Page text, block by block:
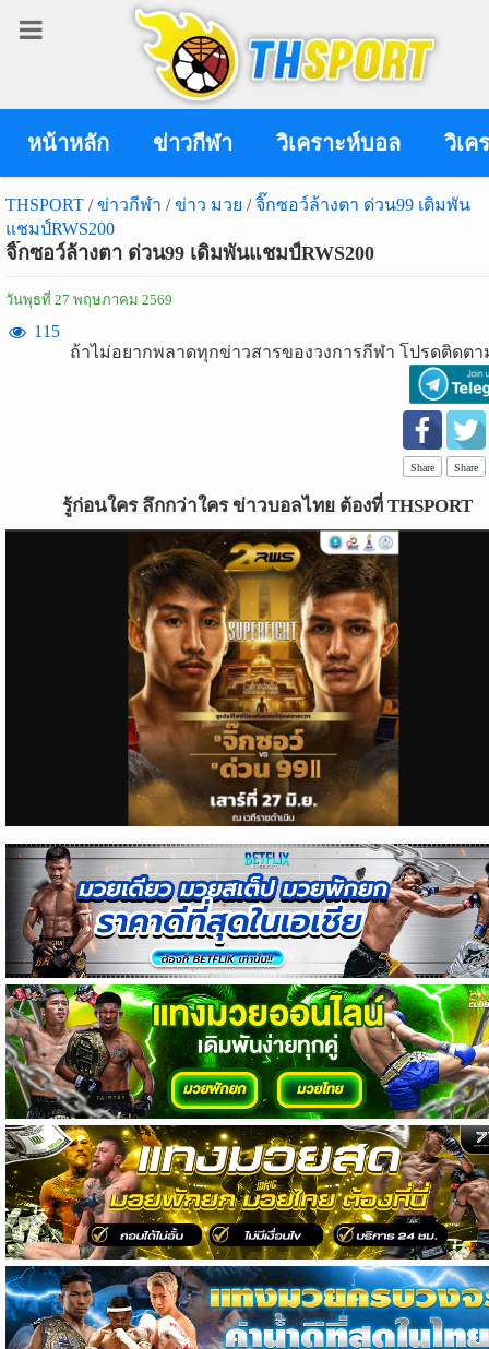
หน้าหลัก ข่าวกีฬา วิเคราะห์บอล วิเค
THSPORT / ข่าวกีฬา / ข่าว มวย / จิ๊กซอว์ล้างตา ด่วน99 เดิมพัน
แชมป์RWS200
จิ๊กซอว์ล้างตา ด่วน99 เดิมพันแชมป์RWS200
วันพุธที่ 27 พฤษภาคม 2569
115
ถ้าไม่อยากพลาดทุกข่าวสารของวงการกีฬา โปรดติดตา
Share Share
รู้ก่อนใคร ลึกกว่าใคร ข่าวบอลไทย ต้องที่ THSPORT
เข้า
เข้าสู่ระบบ
เข้าสู่ระบบด้วย facebook
สมัคร
สมาชิก
บอล
ข่าว
NFL
คอ
ลัม
นิ
สต์
วิเคราะห์
บอล
วิเคราะห์
NFL
วิเคราะห์
NBA
ทีเด็ด
บอล